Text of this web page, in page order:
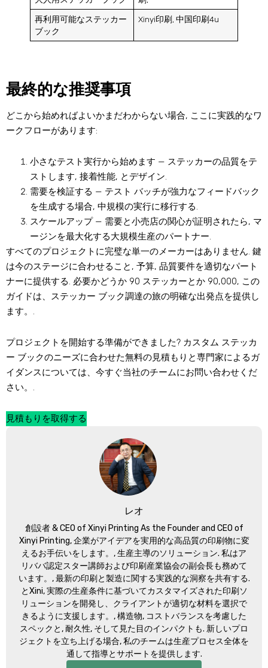
再利用可能なステッカー
ブック
Xinyi印刷, 中国印刷4u
最終的な推奨事項
どこから始めればよいかまだわからない場合, ここに実践的なワ
ークフローがあります:
小さなテスト実行から始めます — ステッカーの品質をテ
ストします, 接着性能, とデザイン.
需要を検証する — テスト バッチが強力なフィードバック
を生成する場合, 中規模の実行に移行する.
スケールアップ — 需要と小売店の関心が証明されたら, マ
ージンを最大化する大規模生産のパートナー.
すべてのプロジェクトに完璧な単一のメーカーはありません. 鍵
は今のステージに合わせること, 予算, 品質要件を適切なパート
ナーに提供する. 必要かどうか 90 ステッカーとか 90,000, この
ガイドは、ステッカー ブック調達の旅の明確な出発点を提供し
ます。.
プロジェクトを開始する準備ができました? カスタム ステッカ
ー ブックのニーズに合わせた無料の見積もりと専門家によるガ
イダンスについては、今すぐ当社のチームにお問い合わせくだ
さい。.
見積もりを取得する
レオ
創設者 &CEO of Xinyi Printing As the Founder and CEO of
Xinyi Printing, 企業がアイデアを実用的な高品質の印刷物に変
えるお手伝いをします。, 生産主導のソリューション. 私はア
リババ認定スター講師および印刷産業協会の副会長も務めて
います。, 最新の印刷と製造に関する実践的な洞察を共有する.
とXini, 実際の生産条件に基づいてカスタマイズされた印刷ソ
リューションを開発し、クライアントが適切な材料を選択で
きるように支援します。, 構造物, コストバランスを考慮した
スペックと, 耐久性, そして見た目のインパクトも. 新しいプロ
ジェクトを立ち上げる場合, 私のチームは生産プロセス全体を
通して指導とサポートを提供します.